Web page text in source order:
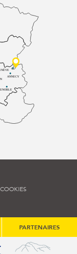
ANNECY
COOKIES
PARTENAIRES
nouvelle fenêtre)
France (s'ouvre
(s'ouvre dans